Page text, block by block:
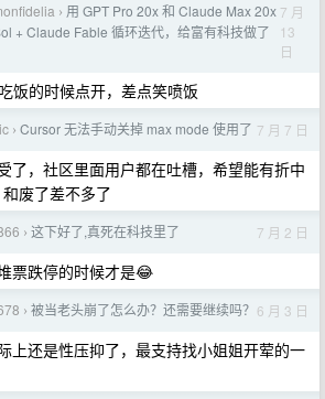
› 用 GPT Pro 20x 和 Claude Max 20x
+ Claude Fable 循环迭代，给富有科技做了
7 月
13
日
饭的时候点开，差点笑喷饭
› Cursor 无法手动关掉 max mode 使用了 7 月 7 日
了，社区里面用户都在吐槽，希望能有折中
废了差不多了
› 这下好了,真死在科技里了 7 月 2 日
票跌停的时候才是😂
› 被当老头崩了怎么办？还需要继续吗？ 6 月 3 日
上还是性压抑了，最支持找小姐姐开荤的一